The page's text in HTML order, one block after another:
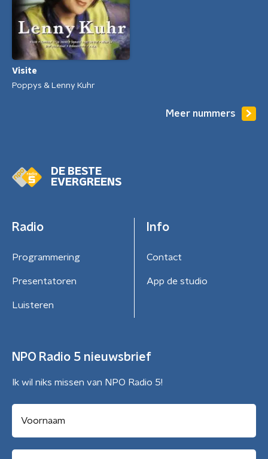
Visite
Poppys & Lenny Kuhr
Meer nummers
DE BESTE
EVERGREENS
Radio
Programmering
Presentatoren
Luisteren
Info
Contact
App de studio
NPO Radio 5 nieuwsbrief
Ik wil niks missen van NPO Radio 5!